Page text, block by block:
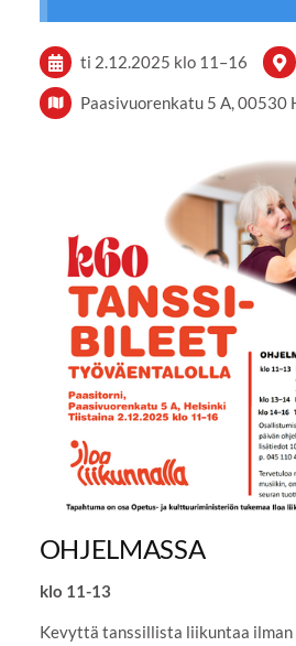
ti 2.12.2025 klo 11 –16
Paasivuorenkatu 5 A, 00530
OHJELMASSA
klo 11-13
Kevyttä tanssillista liikuntaa ilman